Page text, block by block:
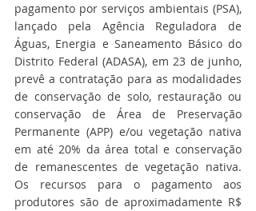
pagamento por serviços ambientais (PSA),
lançado pela Agência Reguladora de
Águas, Energia e Saneamento Básico do
Distrito Federal (ADASA), em 23 de junho,
prevê a contratação para as modalidades
de conservação de solo, restauração ou
conservação de Área de Preservação
Permanente (APP) e/ou vegetação nativa
em até 20% da área total e conservação
de remanescentes de vegetação nativa.
Os recursos para o pagamento aos
produtores são de aproximadamente R$